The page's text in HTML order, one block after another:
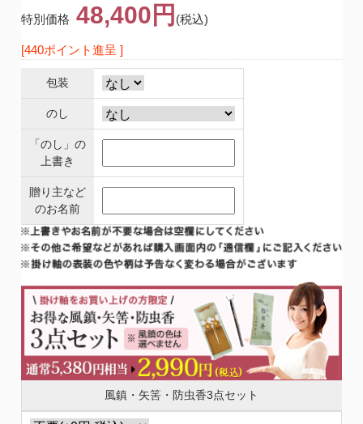
特別価格 48,400円 (税込)
[440ポイント進呈 ]
包装
のし
「のし」の
上書き
贈り主など
のお名前
風鎮・矢筈・防虫香3点セット